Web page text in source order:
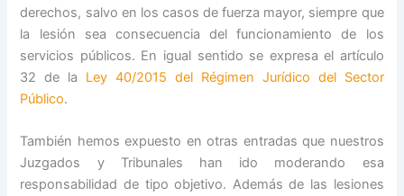
derechos, salvo en los casos de fuerza mayor, siempre que
la lesión sea consecuencia del funcionamiento de los
servicios públicos. En igual sentido se expresa el artículo
32 de la Ley 40/2015 del Régimen Jurídico del Sector
Público.
También hemos expuesto en otras entradas que nuestros
Juzgados y Tribunales han ido moderando esa
responsabilidad de tipo objetivo. Además de las lesiones